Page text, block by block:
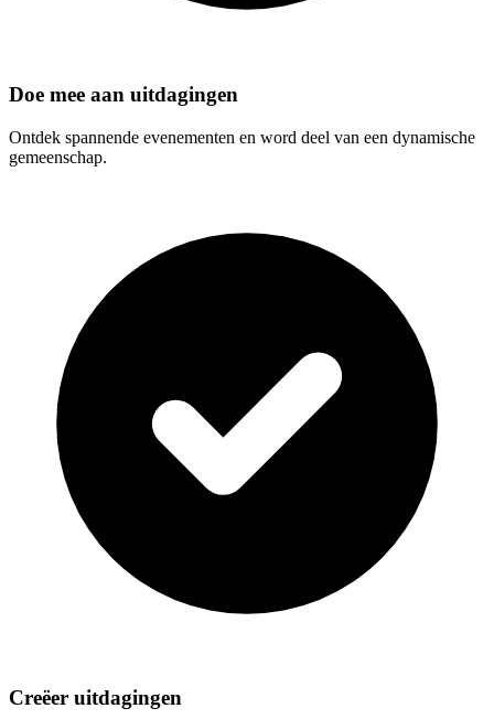
Doe mee aan uitdagingen
Ontdek spannende evenementen en word deel van een dynamische
gemeenschap.
Creëer uitdagingen